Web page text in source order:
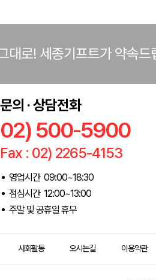
대로! 세종기프트가 약속드
문의 · 상담전화
02) 500-5900
Fax : 02) 2265-4153
영업시간 09:00~18:30
점심시간 12:00~13:00
주말 및 공휴일 휴무
사회활동 오시는길 이용약관